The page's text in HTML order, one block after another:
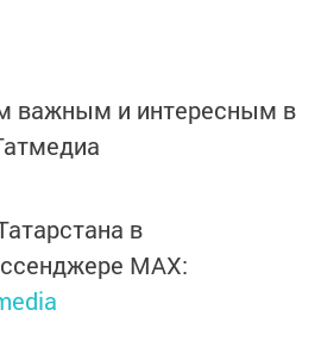
важным и интересным в
в
MАХ: